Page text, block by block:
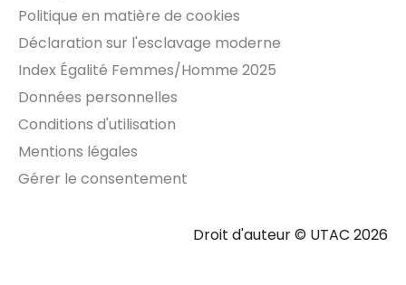
Politique en matière de cookies
Déclaration sur l'esclavage moderne
Index Égalité Femmes/Homme 2025
Données personnelles
Conditions d'utilisation
Mentions légales
Gérer le consentement
Droit d'auteur © UTAC 2026